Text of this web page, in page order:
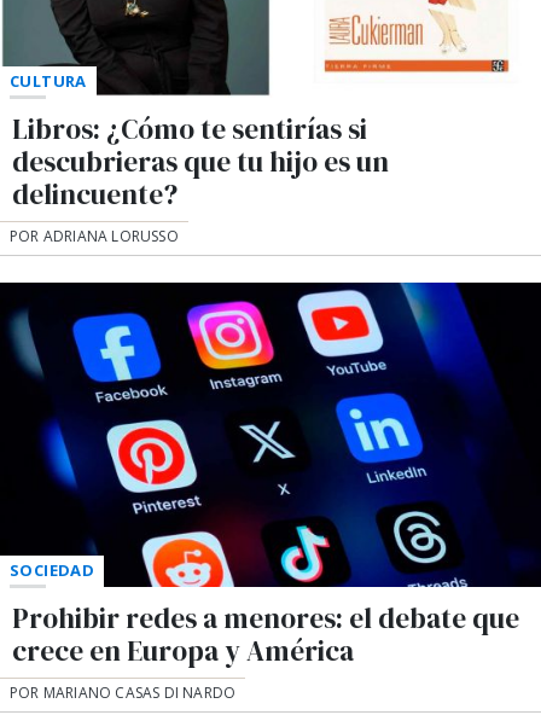
CULTURA
Libros: ¿Cómo te sentirías si
descubrieras que tu hijo es un
delincuente?
POR ADRIANA LORUSSO
SOCIEDAD
Prohibir redes a menores: el debate que
crece en Europa y América
POR MARIANO CASAS DI NARDO